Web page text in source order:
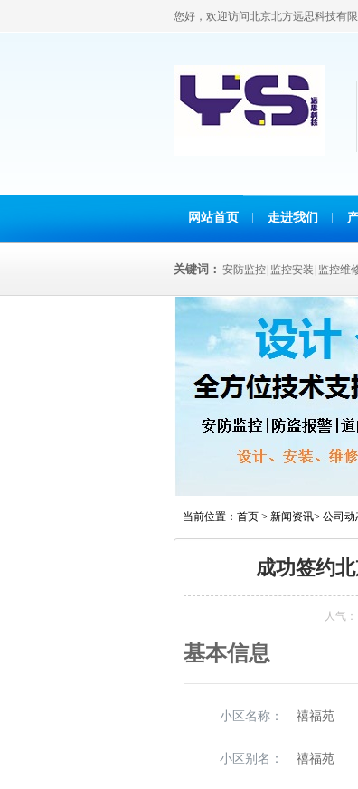
您好，欢迎访问北京北方远思科技有
网站首页 走进我们
关键词： 安防监控 | 监控安装 | 监控
当前位置： 首页 > 新闻资讯> 公司动
成功签约
人气：
基本信息
小区名称： 禧福苑
小区别名： 禧福苑